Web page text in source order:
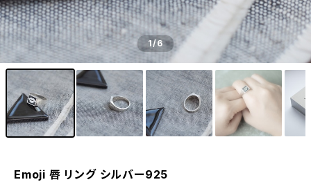
1/6
Emoji 唇 リング シルバー925